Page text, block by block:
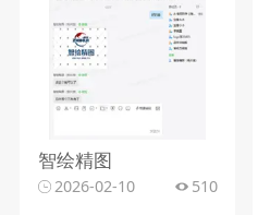
智绘精图
2026-02-10 510